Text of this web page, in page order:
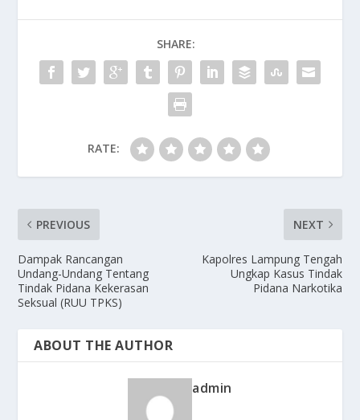
SHARE:
RATE:
PREVIOUS
Dampak Rancangan
Undang-Undang Tentang
Tindak Pidana Kekerasan
Seksual (RUU TPKS)
NEXT
Kapolres Lampung Tengah
Ungkap Kasus Tindak
Pidana Narkotika
ABOUT THE AUTHOR
admin